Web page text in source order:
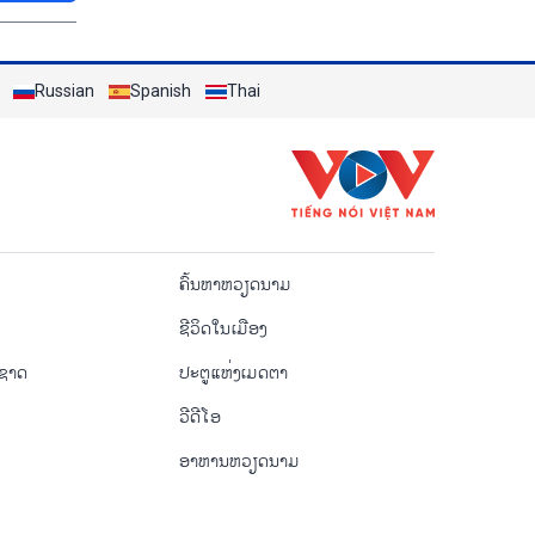
Russian Spanish Thai
ຄົ້ນຫາຫວຽດນາມ
ຊີ​ວິດ​ໃນ​ເມືອງ
າດ
ປະຕູແຫ່ງເມດຕາ
ວີດີໂອ
ອາຫານຫວຽດນາມ